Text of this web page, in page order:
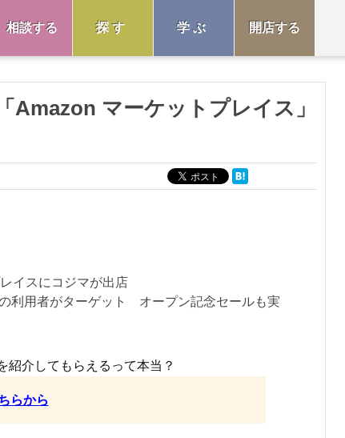
相談する 探す 学ぶ 開店する
Amazon マーケットプレイス」
イスにコジマが出店
利用者がターゲット オープン記念セールも実
紹介してもらえるって本当？
らから